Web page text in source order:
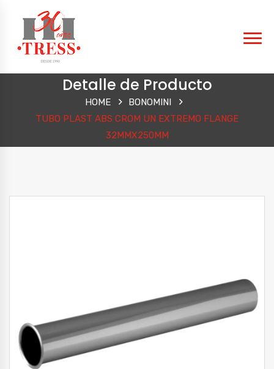
Detalle de Producto
HOME
BONOMINI
TUBO PLAST ABS CROM UN EXTREMO FLANGE
32MMX250MM